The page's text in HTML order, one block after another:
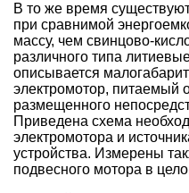
В то же время
при сравнимой
массу, чем свинцово-
различного типа
описывается
электромотор, питаемый
размещенного
Приведена схема
электромотора и
устройства. Измерены
подвесного мотора в